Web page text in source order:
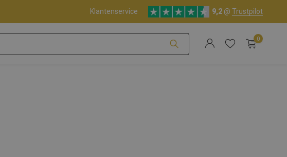
Klantenservice 9,2 @ Trustpilot
0